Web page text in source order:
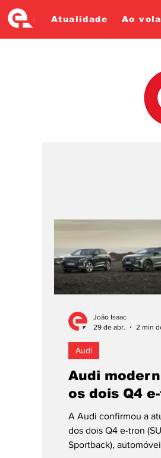
Atualidade Ao
Audi
os dois Q4
A Audi confirmou a
dos dois Q4 e-tron
Sportback),
Audi
João Isaac
29 de abr.
2 min